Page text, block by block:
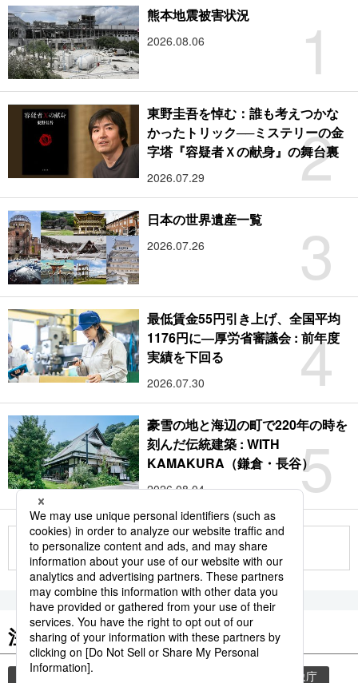
1
熊本地震被害状況
2026.08.06
2
東野圭吾を悼む：誰も考えつかな
かったトリック──ミステリーの金
字塔『容疑者Ｘの献身』の舞台裏
2026.07.29
3
日本の世界遺産一覧
2026.07.26
4
最低賃金55円引き上げ、全国平均
1176円に―厚労省審議会 : 前年度
実績を下回る
2026.07.30
5
豪雪の地と海辺の町で220年の時を
刻んだ伝統建築 : WITH
KAMAKURA（鎌倉・長谷）
2026.08.04
もっと見る
注目のキーワード
共同通信ニュース 気象庁